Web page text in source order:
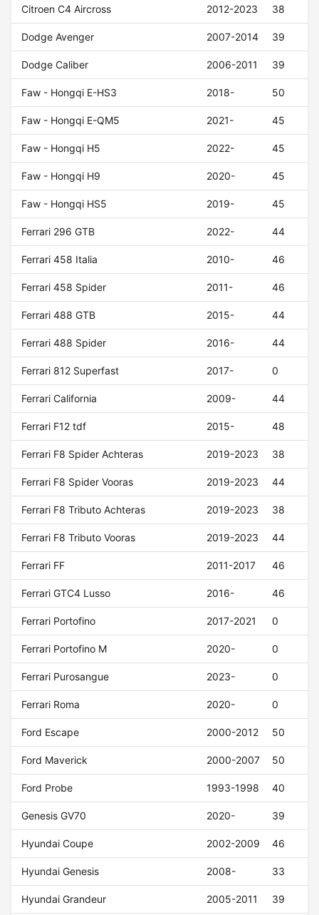
Citroen C4 Aircross 2012-2023 38
Dodge Avenger 2007-2014 39
Dodge Caliber 2006-2011 39
Faw - Hongqi E-HS3 2018- 50
Faw - Hongqi E-QM5 2021- 45
Faw - Hongqi H5 2022- 45
Faw - Hongqi H9 2020- 45
Faw - Hongqi HS5 2019- 45
Ferrari 296 GTB 2022- 44
Ferrari 458 Italia 2010- 46
Ferrari 458 Spider 2011- 46
Ferrari 488 GTB 2015- 44
Ferrari 488 Spider 2016- 44
Ferrari 812 Superfast 2017- 0
Ferrari California 2009- 44
Ferrari F12 tdf 2015- 48
Ferrari F8 Spider Achteras 2019-2023 38
Ferrari F8 Spider Vooras 2019-2023 44
Ferrari F8 Tributo Achteras 2019-2023 38
Ferrari F8 Tributo Vooras 2019-2023 44
Ferrari FF 2011-2017 46
Ferrari GTC4 Lusso 2016- 46
Ferrari Portofino 2017-2021 0
Ferrari Portofino M 2020- 0
Ferrari Purosangue 2023- 0
Ferrari Roma 2020- 0
Ford Escape 2000-2012 50
Ford Maverick 2000-2007 50
Ford Probe 1993-1998 40
Genesis GV70 2020- 39
Hyundai Coupe 2002-2009 46
Hyundai Genesis 2008- 33
Hyundai Grandeur 2005-2011 39